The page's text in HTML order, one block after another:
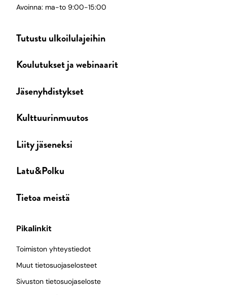
Avoinna: ma-to 9:00-15:00
Tutustu ulkoilulajeihin
Koulutukset ja webinaarit
Jäsenyhdistykset
Kulttuurinmuutos
Liity jäseneksi
Latu&Polku
Tietoa meistä
Pikalinkit
Toimiston yhteystiedot
Muut tietosuojaselosteet
Sivuston tietosuojaseloste